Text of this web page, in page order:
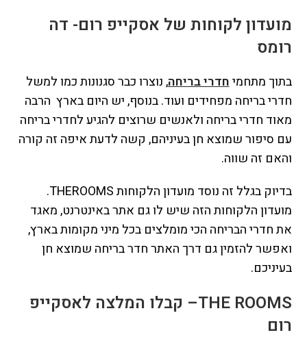
מועדון לקוחות של אסקייפ רום- דה
רומס
בתוך מתחמיחדרי בריחה, נוצרו כבר סגנונות כמו למשל
חדרי בריחה מפחידים ועוד. בנוסף, יש היום בארץ הרבה
מאוד חדרי בריחה ולאנשים שרוצים להגיע לחדרי בריחה
עם סיפור שמוצא חן בעיניהם, קשה לדעת איפה זה קורה
והאם זה שווה.
בדיוק בגלל זה נוסד מועדון הלקוחות THEROOMS.
מועדון הלקוחות הזה שיש לו גם אתר באינטרנט, מאגד
את חדרי הבריחה הכי מומלצים בכל מיני מקומות בארץ,
ואפשר להזמין גם דרך האתר חדר בריחה שמוצא חן
בעיניכם.
THE ROOMS– קבלו המלצה לאסקייפ
רום